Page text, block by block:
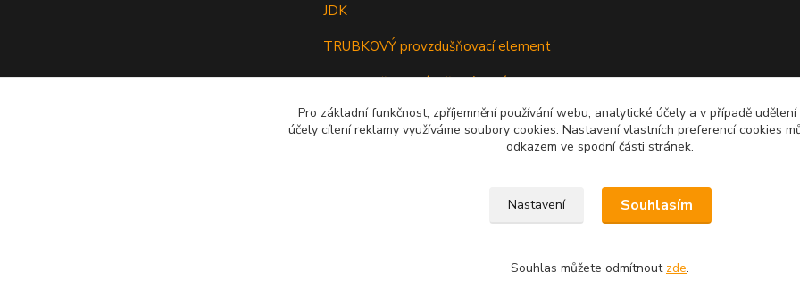
JDK
TRUBKOVÝ provzdušňovací element
Odkalovač a odsávač jezírkového kalu
Pro základní funkčnost, zpříjemnění používání webu, analytické účely a v případě
účely cílení reklamy využíváme soubory cookies. Nastavení vlastních preferencí cookies
odkazem ve spodní části stránek.
Nastavení Souhlasím
Souhlas můžete odmítnout zde.